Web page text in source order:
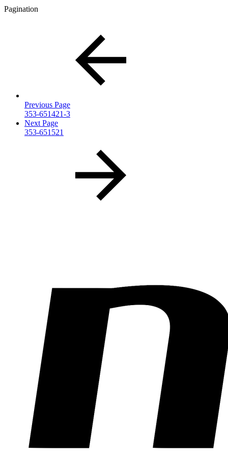
Pagination
Previous Page
353-651421-3
Next Page
353-651521